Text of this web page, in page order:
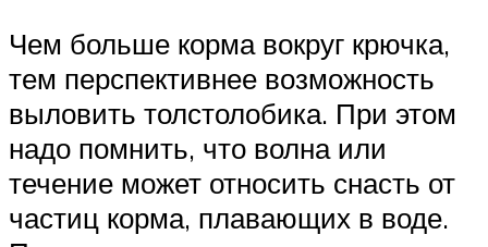
Чем больше корма вокруг крючка,
тем перспективнее возможность
выловить толстолобика. При этом
надо помнить, что волна или
течение может относить снасть от
частиц корма, плавающих в воде.